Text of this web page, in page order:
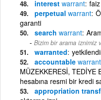
interest warrant
perpetual warrant
garanti
search warrant
Bizim bir arama iznimiz
warranted
accountable warrant
MÜZEKKERESİ, TEDİYE
hesabına resmi bir kredi
appropriation